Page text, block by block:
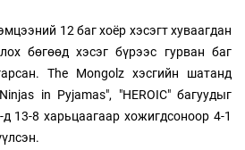
12 баг хоёр хэсэгт хуваагдан
бөгөөд хэсэг бүрээс гурван баг
The Mongolz хэсгийн шатанд
in Pyjamas", "HEROIC" багуудыг
13-8 харьцаагаар хожигдсоноор 4-1